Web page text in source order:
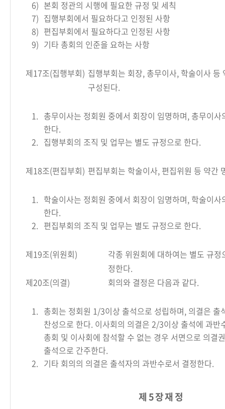
6) 본회 정관의 시행에 필요한 규정 및 세칙
7) 집행부회에서 필요하다고 인정된 사항
8) 편집부회에서 필요하다고 인정된 사항
9) 기타 총회의 인준을 요하는 사항
제17조(집행부회) 집행부회는 회장, 총무이사, 학술이사 등
구성된다.
1. 총무이사는 정회원 중에서 회장이 임명하며, 총무이
한다.
2. 집행부회의 조직 및 업무는 별도 규정으로 한다.
제18조(편집부회) 편집부회는 학술이사, 편집위원 등 약간
1. 학술이사는 정회원 중에서 회장이 임명하며, 학술이
한다.
2. 편집부회의 조직 및 업무는 별도 규정으로 한다.
제19조(위원회)
각종 위원회에 대하여는 별도 규정
정한다.
제20조(의결)
회의와 결정은 다음과 같다.
1. 총회는 정회원 1/3이상 출석으로 성립하며, 의결은 출
찬성으로 한다. 이사회의 의결은 2/3이상 출석에 과반
총회 및 이사회에 참석할 수 없는 경우 서면으로 의결
출석으로 간주한다.
2. 기타 회의의 의결은 출석자의 과반수로서 결정한다.
제 5 장 재 정